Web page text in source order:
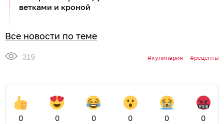
ветками и кроной
Все новости по теме
319 кулинария рецепты
0 0 0 0 0 0